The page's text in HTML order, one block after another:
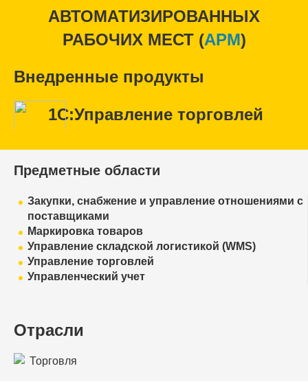
АВТОМАТИЗИРОВАННЫХ
РАБОЧИХ МЕСТ (APM)
Внедренные продукты
1С:Управление торговлей
Предметные области
Закупки, снабжение и управление отношениями с
поставщиками
Маркировка товаров
Управление складской логистикой (WMS)
Управление торговлей
Управленческий учет
Отрасли
Торговля